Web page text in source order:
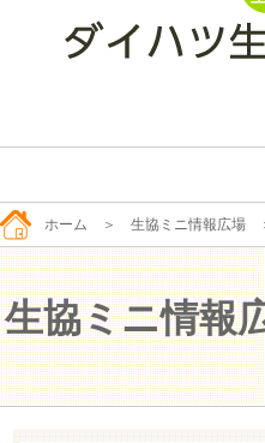
ホーム ＞ 生協ミニ情報広場
生協ミニ情報